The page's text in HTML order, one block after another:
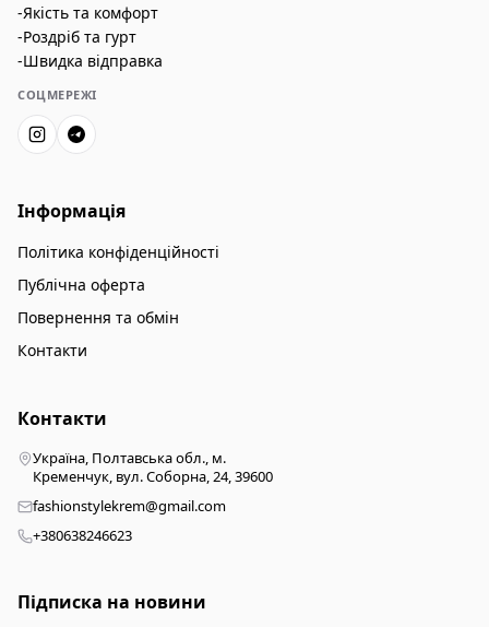
-Якість та комфорт
-Роздріб та гурт
-Швидка відправка
СОЦМЕРЕЖІ
Інформація
Політика конфіденційності
Публічна оферта
Повернення та обмін
Контакти
Контакти
Україна, Полтавська обл., м.
Кременчук, вул. Соборна, 24, 39600
fashionstylekrem@gmail.com
+380638246623
Підписка на новини